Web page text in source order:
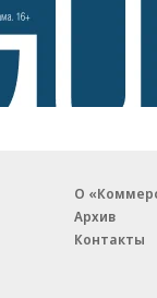
О
Архив
Контакты